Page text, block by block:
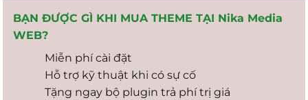
BẠN ĐƯỢC GÌ KHI MUA THEME TẠI Nika Media
WEB?
Miễn phí cài đặt
Hỗ trợ kỹ thuật khi có sự cố
Tặng ngay bộ plugin trả phí trị giá